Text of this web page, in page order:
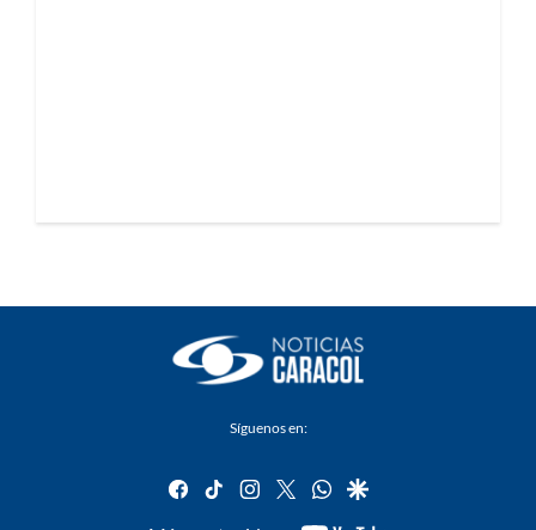
Síguenos en:
facebook
tiktok instagram
twitterwhatsapp
google